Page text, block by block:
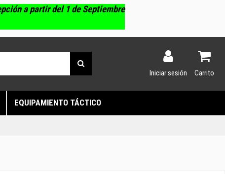
a partir del 1 de Septiembre
Iniciar sesión Carrito
EQUIPAMIENTO TÁCTICO